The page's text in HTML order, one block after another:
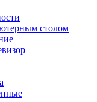
столом